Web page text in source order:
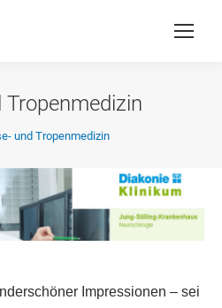
Tropenmedizin
sich hier:
und Tropenmedizin
Impressionen – sei